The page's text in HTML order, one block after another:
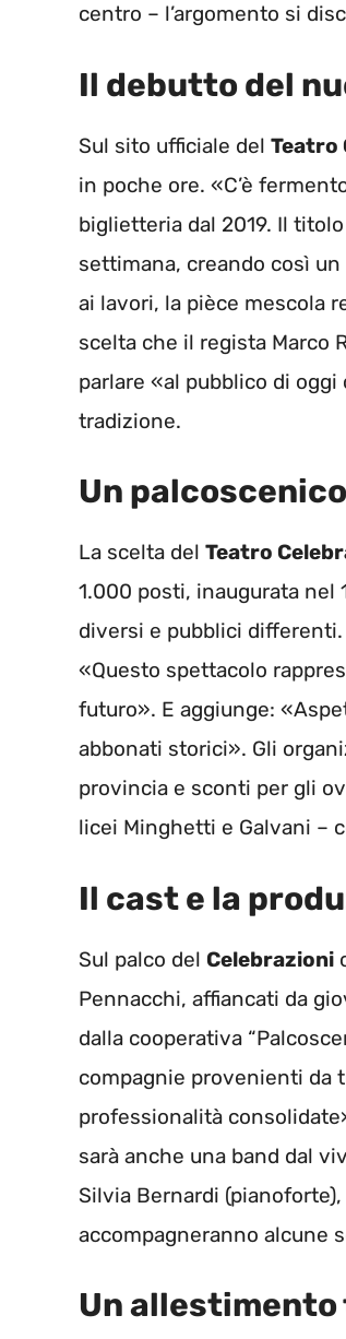
centro – l’argomento si
Il debutto del
Sul sito ufficiale del Teatro
in poche ore. «C’è
biglietteria dal 2019. Il
settimana, creando così
ai lavori, la pièce mescola
scelta che il regista Marco
parlare «al pubblico di
tradizione.
Un
La scelta del Teatro
1.000 posti, inaugurata
diversi e pubblici
«Questo spettacolo
futuro». E aggiunge:
abbonati storici». Gli
provincia e sconti per gli
licei Minghetti e Galvani –
Il cast e la
Sul palco del Celebrazioni
Pennacchi, affiancati da
dalla cooperativa
compagnie provenienti da
professionalità
sarà anche una band dal
Silvia Bernardi
accompagneranno alcune
Un